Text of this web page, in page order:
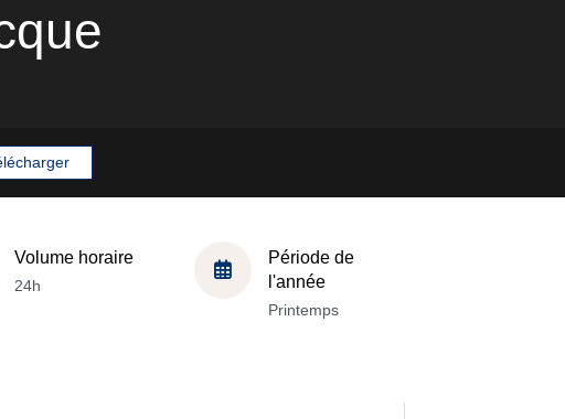
Volume horaire
24h
Période de
l'année
Printemps